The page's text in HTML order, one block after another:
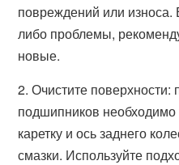
повреждений или
либо проблемы,
новые.
2. Очистите
подшипников необходимо
каретку и ось заднего
смазки. Используйте